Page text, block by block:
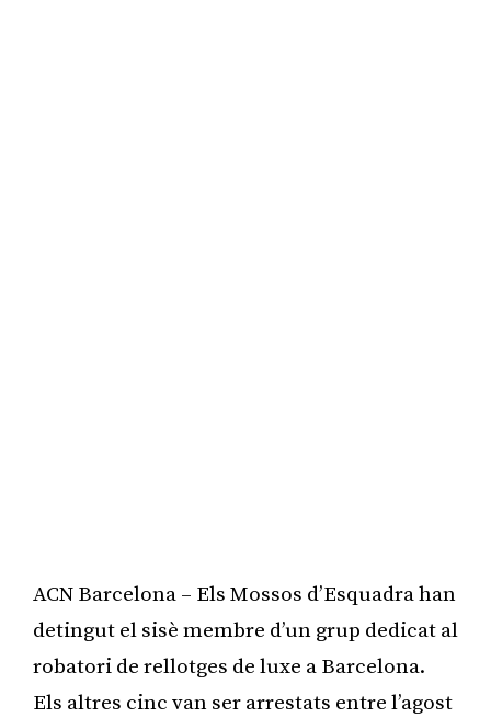
ACN Barcelona – Els Mossos d’Esquadra han
detingut el sisè membre d’un grup dedicat al
robatori de rellotges de luxe a Barcelona.
Els altres cinc van ser arrestats entre l’agost